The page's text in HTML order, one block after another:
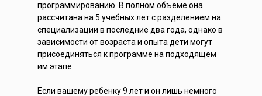
программированию. В полном объёме она
рассчитана на 5 учебных лет с разделением на
специализации в последние два года, однако в
зависимости от возраста и опыта дети могут
присоединяться к программе на подходящем
им этапе.
Если вашему ребенку 9 лет и он лишь немного